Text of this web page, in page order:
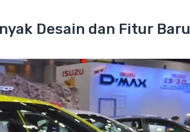
Desain dan Fitur Baru